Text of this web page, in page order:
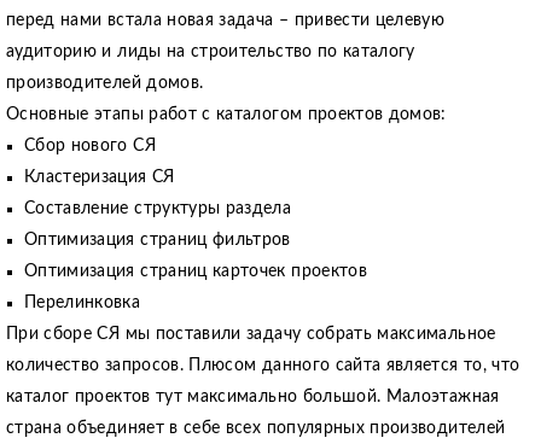
перед нами встала новая задача – привести целевую
аудиторию и лиды на строительство по каталогу
производителей домов.
Основные этапы работ с каталогом проектов домов:
Сбор нового СЯ
Кластеризация СЯ
Составление структуры раздела
Оптимизация страниц фильтров
Оптимизация страниц карточек проектов
Перелинковка
При сборе СЯ мы поставили задачу собрать максимальное
количество запросов. Плюсом данного сайта является то, что
каталог проектов тут максимально большой. Малоэтажная
страна объединяет в себе всех популярных производителей